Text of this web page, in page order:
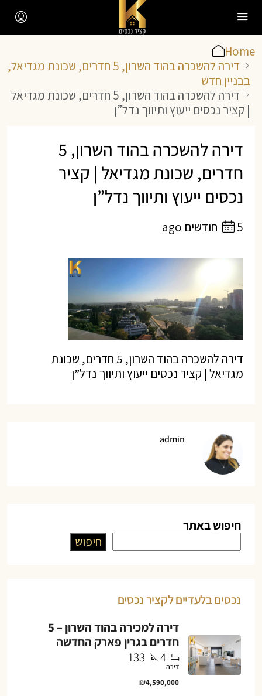
Home
דירה להשכרה בהוד השרון, 5 חדרים, שכונת מגדיאל,
בבניין חדש
דירה להשכרה בהוד השרון, 5 חדרים, שכונת מגדיאל
| קציר נכסים ייעוץ ותיווך נדל”ן
דירה להשכרה בהוד השרון, 5
חדרים, שכונת מגדיאל | קציר
נכסים ייעוץ ותיווך נדל”ן
5 חודשים ago
דירה להשכרה בהוד השרון, 5 חדרים, שכונת
מגדיאל | קציר נכסים ייעוץ ותיווך נדל”ן
admin
חיפוש באתר
חיפוש
נכסים בלעדיים לקציר נכסים
דירה למכירה בהוד השרון – 5
חדרים בגרין פארק החדשה
4
133
דירה
₪4,590,000